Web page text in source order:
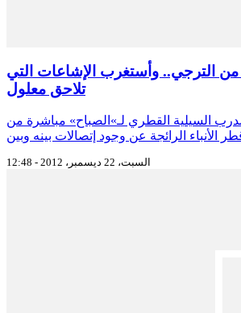
الترجي.. وأستغرب الإشاعات التي
تلاحق معلول
السيلية القطري لـ»الصباح» مباشرة من
السبت، 22 ديسمبر، 2012 - 12:48